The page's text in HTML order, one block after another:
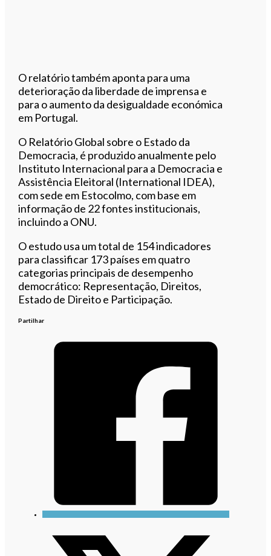
O relatório também aponta para uma
deterioração da liberdade de imprensa e
para o aumento da desigualdade económica
em Portugal.
O Relatório Global sobre o Estado da
Democracia, é produzido anualmente pelo
Instituto Internacional para a Democracia e
Assistência Eleitoral (International IDEA),
com sede em Estocolmo, com base em
informação de 22 fontes institucionais,
incluindo a ONU.
O estudo usa um total de 154 indicadores
para classificar 173 países em quatro
categorias principais de desempenho
democrático: Representação, Direitos,
Estado de Direito e Participação.
Partilhar